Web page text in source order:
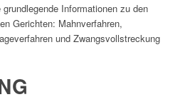
Informationen zu den
Gerichten: Mahnverfahren,
und Zwangsvollstreckung